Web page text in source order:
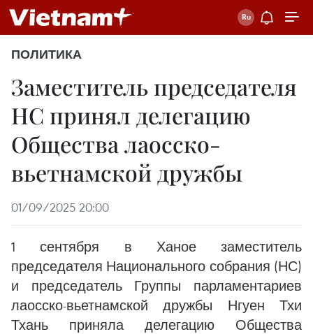
ПОЛИТИКА
Заместитель председателя
НС принял делегацию
Общества лаосско-
вьетнамской дружбы
01/09/2025 20:00
1 сентября в Ханое заместитель
председателя Национального собрания (НС)
и председатель Группы парламентариев
лаосско-вьетнамской дружбы Нгуен Тхи
Тхань приняла делегацию Общества